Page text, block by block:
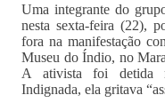
Uma integrante do
nesta sexta-feira (22),
fora na manifestação
Museu do Índio, no
A ativista foi detida
Indignada, ela gritava